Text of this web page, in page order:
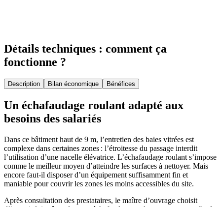
Détails techniques : comment ça
fonctionne ?
Description Bilan économique Bénéfices
Un échafaudage roulant adapté aux
besoins des salariés
Dans ce bâtiment haut de 9 m, l’entretien des baies vitrées est
complexe dans certaines zones : l’étroitesse du passage interdit
l’utilisation d’une nacelle élévatrice. L’échafaudage roulant s’impose
comme le meilleur moyen d’atteindre les surfaces à nettoyer. Mais
encore faut-il disposer d’un équipement suffisamment fin et
maniable pour couvrir les zones les moins accessibles du site.
Après consultation des prestataires, le maître d’ouvrage choisit